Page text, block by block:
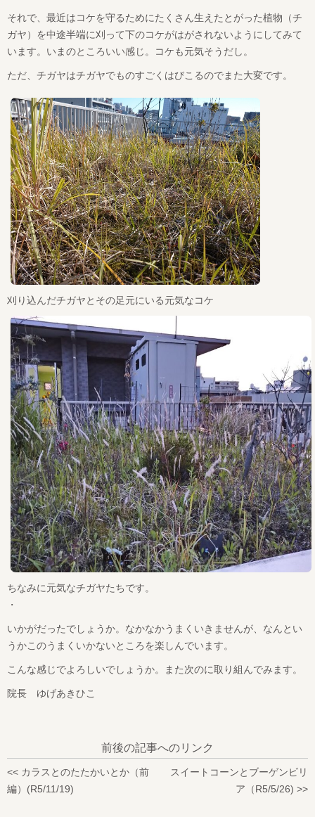
それで、最近はコケを守るためにたくさん生えたとがった植物（チ
ガヤ）を中途半端に刈って下のコケがはがされないようにしてみて
います。いまのところいい感じ。コケも元気そうだし。
ただ、チガヤはチガヤでものすごくはびこるのでまた大変です。
刈り込んだチガヤとその足元にいる元気なコケ
ちなみに元気なチガヤたちです。
・
いかがだったでしょうか。なかなかうまくいきませんが、なんとい
うかこのうまくいかないところを楽しんでいます。
こんな感じでよろしいでしょうか。また次のに取り組んでみます。
院長 ゆげあきひこ
前後の記事へのリンク
<< カラスとのたたかいとか（前
編）(R5/11/19)
スイートコーンとブーゲンビリ
ア（R5/5/26) >>